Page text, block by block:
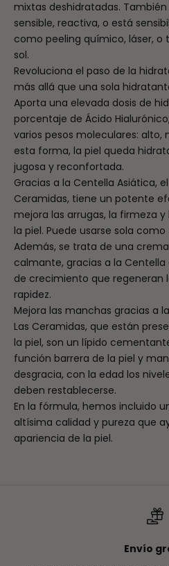
mixtas deshidratadas.
sensible, reactiva, o está
como peeling químico, láser, o
sol.
Revoluciona el paso de la
más allá que una sola
Aporta una elevada dosis de
porcentaje de Ácido
varios pesos moleculares: alto,
esta forma, la piel queda
jugosa y reconfortada.
Gracias a la Centella Asiática,
Ceramidas, tiene un potente
mejora las arrugas, la firmeza
la piel. Puede usarse sola
Además, se trata de una
calmante, gracias a la
de crecimiento que regeneran
rapidez.
Mejora las manchas gracias a
Las Ceramidas, que están
la piel, son un lípido
función barrera de la piel y
desgracia, con la edad los
deben restablecerse.
En la fórmula, hemos incluido
altísima calidad y pureza que
apariencia de la piel.
Envío